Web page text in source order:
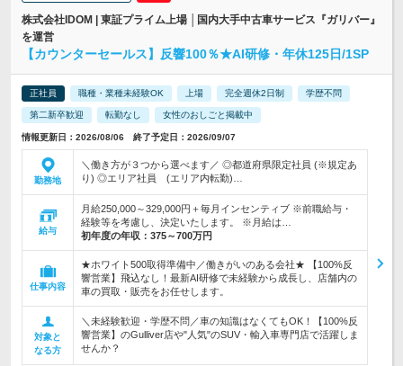
株式会社IDOM | 東証プライム上場 │国内大手中古車サービス『ガリバー』
を運営
【カウンターセールス】反響100％★AI研修・年休125日/1SP
正社員 職種・業種未経験OK 上場 完全週休2日制 学歴不問
第二新卒歓迎 転勤なし 女性のおしごと掲載中
情報更新日：2026/08/06 終了予定日：2026/09/07
勤務地
＼働き方が３つから選べます／ ◎都道府県限定社員 (※規定あ
り) ◎エリア社員 (エリア内転勤)…
給与
月給250,000～329,000円＋毎月インセンティブ ※前職給与・
経験等を考慮し、決定いたします。 ※月給は…
初年度の年収： 375～700万円
仕事内容
★ホワイト500取得準備中／働きがいのある会社★ 【100%反
響営業】飛込なし！最新AI研修で未経験から成長し、店舗内の
車の買取・販売をお任せします。
対象と
なる方
＼未経験歓迎・学歴不問／車の知識はなくてもOK！【100%反
響営業】のGulliver店や"人気"のSUV・輸入車専門店で活躍しま
せんか？